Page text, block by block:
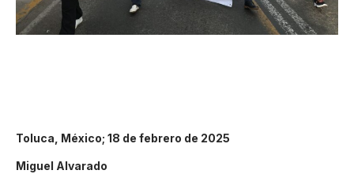
Toluca, México; 18 de febrero de 2025
Miguel Alvarado